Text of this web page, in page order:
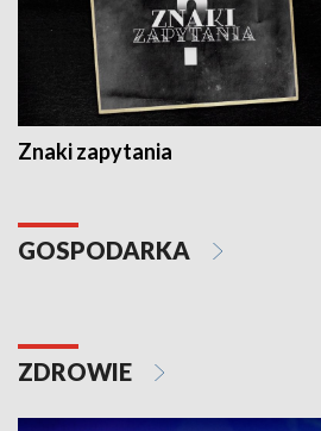
Znaki zapytania
GOSPODARKA
ZDROWIE